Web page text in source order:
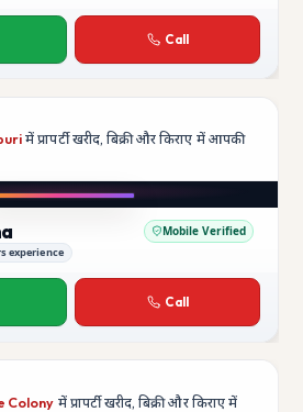
Call
में प्रापर्टी खरीद, बिक्री और किराए में आपकी
Mobile Verified
experience
Call
Colony में प्रापर्टी खरीद, बिक्री और किराए में